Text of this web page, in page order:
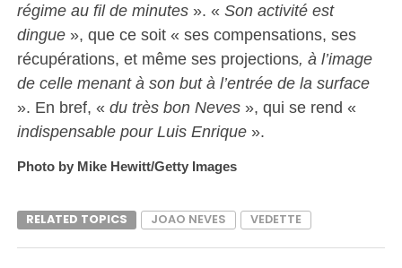
régime au fil de minutes ». « Son activité est
dingue», que ce soit « ses compensations, ses
récupérations, et même ses projections, à l’image
de celle menant à son but à l’entrée de la surface
». En bref, « du très bon Neves», qui se rend «
indispensable pour Luis Enrique ».
Photo by Mike Hewitt/Getty Images
RELATED TOPICS JOAO NEVES VEDETTE